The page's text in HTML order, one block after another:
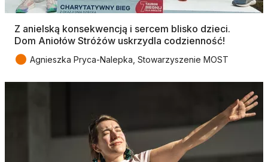
Z anielską konsekwencją i sercem blisko dzieci.
Dom Aniołów Stróżów uskrzydla codzienność!
● Agnieszka Pryca-Nalepka, Stowarzyszenie MOST